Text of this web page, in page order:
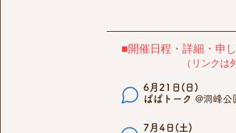
■開催日程・詳細・申
（リンクは
6月21日(日)
ぱぱトーク @洞峰公
​7月4日(土)